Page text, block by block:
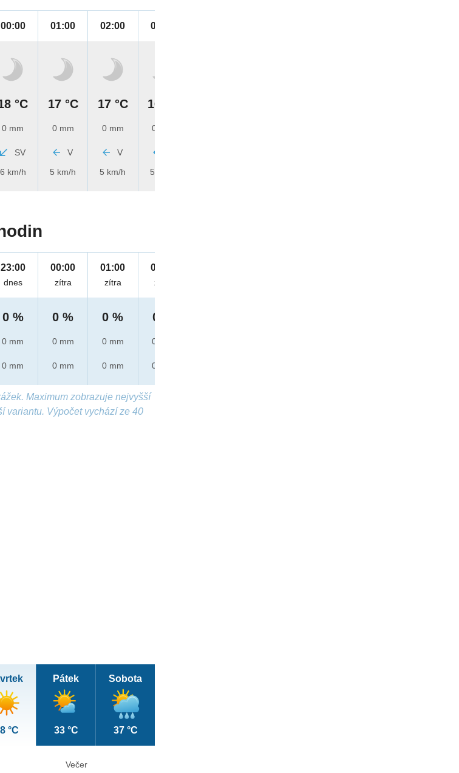
00:00
°C
0 mm
SV
6 km/h
01:00
17 °C
0 mm
V
5 km/h
02:00
17 °C
0 mm
V
5 km/h
03:00
16 °C
0 mm
5 km/h
23:00
dnes
0 %
0 mm
0 mm
00:00
zítra
0 %
0 mm
0 mm
01:00
zítra
0 %
0 mm
0 mm
02:00
zítra
0 %
0 mm
0 mm
Maximum zobrazuje nejvyšší
variantu. Výpočet vychází ze 40
°C
Pátek
33 °C
Sobota
37 °C
Večer